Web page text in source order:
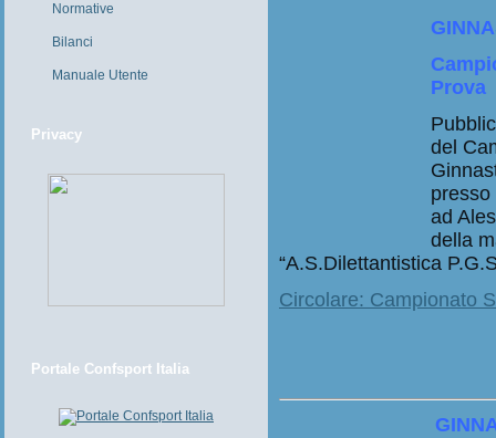
Normative
Bilanci
Manuale Utente
Privacy
Portale Confsport Italia
Prova
del
presso
ad
della
“A.S.Dilettantistica
Circolare: Campionato